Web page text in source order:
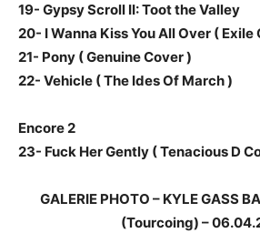
19- Gypsy Scroll II: Toot the Valley
20- I Wanna Kiss You All Over ( Exile
21- Pony ( Genuine Cover )
22- Vehicle ( The Ides Of March )
Encore 2
23- Fuck Her Gently ( Tenacious D
GALERIE PHOTO – KYLE GASS
(Tourcoing) –